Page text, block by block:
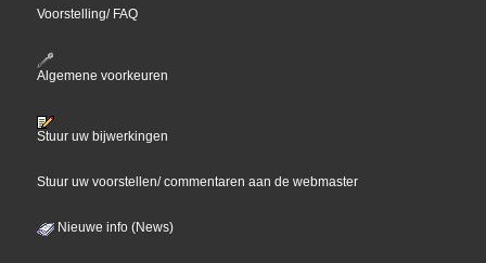
Voorstelling/ FAQ
Algemene voorkeuren
Stuur uw bijwerkingen
Stuur uw voorstellen/ commentaren aan de webmaster
Nieuwe info (News)